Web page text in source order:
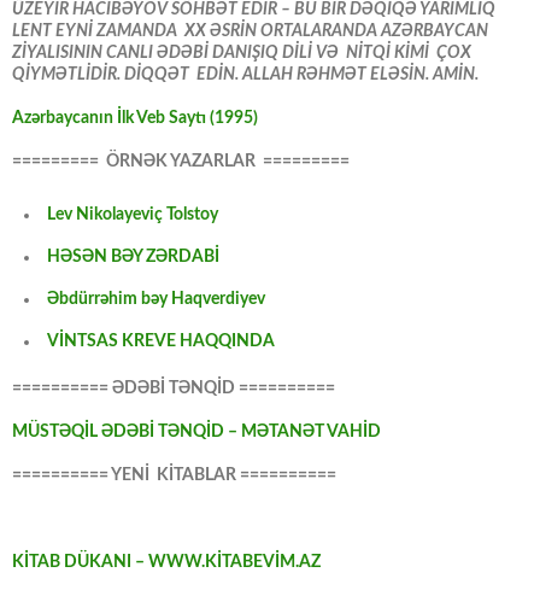
ÜZEYİR HACIBƏYOV SÖHBƏT EDİR – BU BİR DƏQİQƏ YARIMLIQ
LENT EYNİ ZAMANDA XX ƏSRİN ORTALARANDA AZƏRBAYCAN
ZİYALISININ CANLI ƏDƏBİ DANIŞIQ DİLİ VƏ NİTQİ KİMİ ÇOX
QİYMƏTLİDİR. DİQQƏT EDİN. ALLAH RƏHMƏT ELƏSİN. AMİN.
Azərbaycanın İlk Veb Saytı (1995)
========= ÖRNƏK YAZARLAR =========
Lev Nikolayeviç Tolstoy
HƏSƏN BƏY ZƏRDABİ
Əbdürrəhim bəy Haqverdiyev
VİNTSAS KREVE HAQQINDA
========== ƏDƏBİ TƏNQİD ==========
MÜSTƏQİL ƏDƏBİ TƏNQİD – MƏTANƏT VAHİD
========== YENİ KİTABLAR ==========
KİTAB DÜKANI – WWW.KİTABEVİM.AZ